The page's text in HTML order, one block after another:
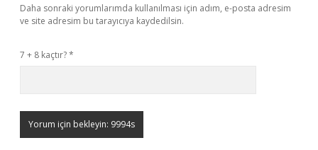
Daha sonraki yorumlarımda kullanılması için adım, e-posta adresim
ve site adresim bu tarayıcıya kaydedilsin.
7 + 8 kaçtır?*